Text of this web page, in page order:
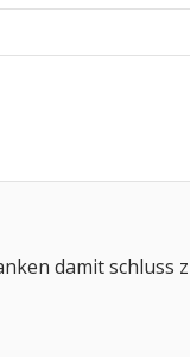
damit schluss